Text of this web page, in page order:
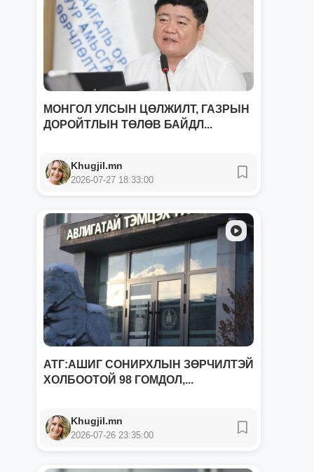
МОНГОЛ УЛСЫН ЦӨЛЖИЛТ, ГАЗРЫН
ДОРОЙТЛЫН ТӨЛӨВ БАЙДЛ...
Khugjil.mn
2026-07-27 18:33:00
АТГ:АШИГ СОНИРХЛЫН ЗӨРЧИЛТЭЙ
ХОЛБООТОЙ 98 ГОМДОЛ,...
Khugjil.mn
2026-07-26 23:35:00